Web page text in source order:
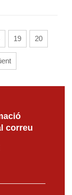
19 20
correu